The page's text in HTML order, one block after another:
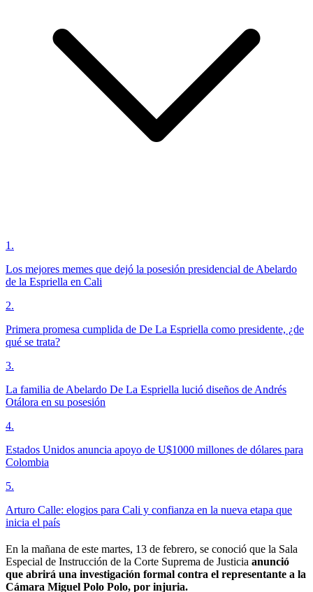
1 .
Los mejores memes que dejó la posesión presidencial de Abelardo
de la Espriella en Cali
2.
Primera promesa cumplida de De La Espriella como presidente, ¿de
qué se trata?
3.
La familia de Abelardo De La Espriella lució diseños de Andrés
Otálora en su posesión
4.
Estados Unidos anuncia apoyo de U$1000 millones de dólares para
Colombia
5.
Arturo Calle: elogios para Cali y confianza en la nueva etapa que
inicia el país
En la mañana de este martes, 13 de febrero, se conoció que la Sala
Especial de Instrucción de la Corte Suprema de Justicia anunció
que abrirá una investigación formal contra el representante a la
Cámara Miguel Polo Polo, por injuria.